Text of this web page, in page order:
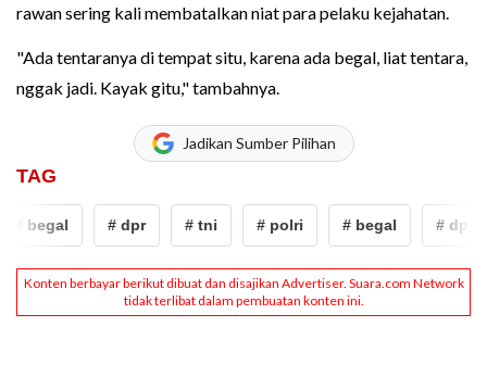
rawan sering kali membatalkan niat para pelaku kejahatan.
"Ada tentaranya di tempat situ, karena ada begal, liat tentara,
nggak jadi. Kayak gitu," tambahnya.
Jadikan Sumber Pilihan
TAG
# begal # dpr # tni # polri # begal # dpr